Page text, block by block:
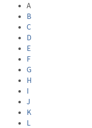
A
B
C
D
E
F
G
H
I
J
K
L